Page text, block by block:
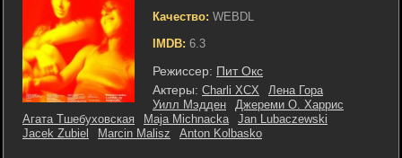
Качество: WEBDL
IMDB: 6.3
Режиссер: Пит Окс
Актеры: Charli XCX
Лена Гора
Уилл Мэдден
Джереми О. Харрис
Агата Тшебуховская
Maja Michnacka
Jan Lubaczewski
Jacek Zubiel
Marcin Malisz Anton Kolbasko